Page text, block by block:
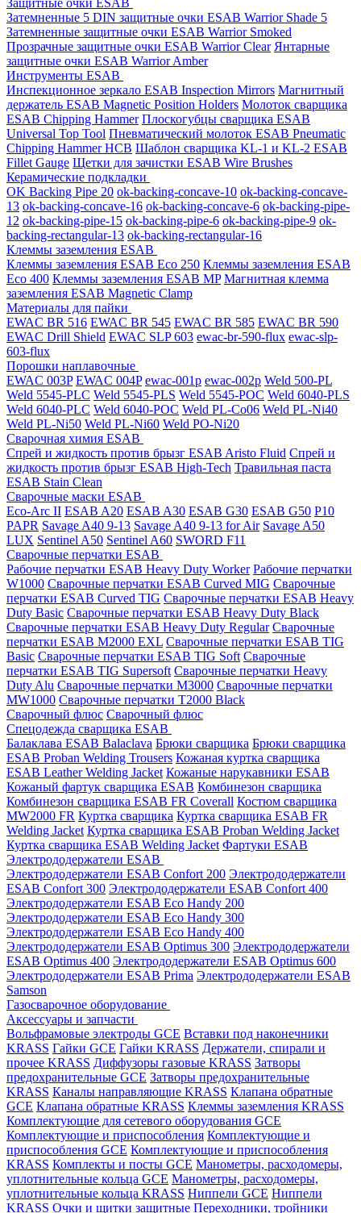
Защитные очки ESAB
Затемненные 5 DIN защитные очки ESAB Warrior Shade 5
Затемненные защитные очки ESAB Warrior Smoked
Прозрачные защитные очки ESAB Warrior Clear Янтарные
защитные очки ESAB Warrior Amber
Инструменты ESAB
Инспекционное зеркало ESAB Inspection Mirrors Магнитный
держатель ESAB Magnetic Position Holders Молоток сварщика
ESAB Chipping Hammer Плоскогубцы сварщика ESAB
Universal Top Tool Пневматический молоток ESAB Pneumatic
Chipping Hammer HCB Шаблон сварщика KL-1 и KL-2 ESAB
Fillet Gauge Щетки для зачистки ESAB Wire Brushes
Керамические подкладки
OK Backing Pipe 20 ok-backing-concave-10 ok-backing-concave-
13 ok-backing-concave-16 ok-backing-concave-6 ok-backing-pipe-
12 ok-backing-pipe-15 ok-backing-pipe-6 ok-backing-pipe-9 ok-
backing-rectangular-13 ok-backing-rectangular-16
Клеммы заземления ESAB
Клеммы заземления ESAB Eco 250 Клеммы заземления ESAB
Eco 400 Клеммы заземления ESAB MP Магнитная клемма
заземления ESAB Magnetic Clamp
Материалы для пайки
EWAC BR 516 EWAC BR 545 EWAC BR 585 EWAC BR 590
EWAC Drill Shield EWAC SLP 603 ewac-br-590-flux ewac-slp-
603-flux
Порошки наплавочные
EWAC 003P EWAC 004P ewac-001p ewac-002p Weld 500-PL
Weld 5545-PLC Weld 5545-PLS Weld 5545-POC Weld 6040-PLS
Weld 6040-PLС Weld 6040-POC Weld PL-Co06 Weld PL-Ni40
Weld PL-Ni50 Weld PL-Ni60 Weld PO-Ni20
Сварочная химия ESAB
Спрей и жидкость против брызг ESAB Aristo Fluid Спрей и
жидкость против брызг ESAB High-Tech Травильная паста
ESAB Stain Clean
Сварочные маски ESAB
Eco-Arc II ESAB A20 ESAB A30 ESAB G30 ESAB G50 P10
PAPR Savage A40 9-13 Savage A40 9-13 for Air Savage A50
LUX Sentinel A50 Sentinel A60 SWORD F11
Сварочные перчатки ESAB
Рабочие перчатки ESAB Heavy Duty Worker Рабочие перчатки
W1000 Сварочные перчатки ESAB Curved MIG Сварочные
перчатки ESAB Curved TIG Сварочные перчатки ESAB Heavy
Duty Basic Сварочные перчатки ESAB Heavy Duty Black
Сварочные перчатки ESAB Heavy Duty Regular Сварочные
перчатки ESAB M2000 EXL Сварочные перчатки ESAB TIG
Basic Сварочные перчатки ESAB TIG Soft Сварочные
перчатки ESAB TIG Supersoft Сварочные перчатки Heavy
Duty Alu Сварочные перчатки M3000 Сварочные перчатки
MW1000 Сварочные перчатки T2000 Black
Сварочный флюс Сварочный флюс
Спецодежда сварщика ESAB
Балаклава ESAB Balaclava Брюки сварщика Брюки сварщика
ESAB Proban Welding Trousers Кожаная куртка сварщика
ESAB Leather Welding Jacket Кожаные нарукавники ESAB
Кожаный фартук сварщика ESAB Комбинезон сварщика
Комбинезон сварщика ESAB FR Coverall Костюм сварщика
MW2000 FR Куртка сварщика Куртка сварщика ESAB FR
Welding Jacket Куртка сварщика ESAB Proban Welding Jacket
Куртка сварщика ESAB Welding Jacket Фартуки ESAB
Электрододержатели ESAB
Электрододержатели ESAB Confort 200 Электрододержатели
ESAB Confort 300 Электрододержатели ESAB Confort 400
Электрододержатели ESAB Eco Handy 200
Электрододержатели ESAB Eco Handy 300
Электрододержатели ESAB Eco Handy 400
Электрододержатели ESAB Optimus 300 Электрододержатели
ESAB Optimus 400 Электрододержатели ESAB Optimus 600
Электрододержатели ESAB Prima Электрододержатели ESAB
Samson
Газосварочное оборудование
Аксессуары и запчасти
Вольфрамовые электроды GCE Вставки под наконечники
KRASS Гайки GCE Гайки KRASS Держатели, спирали и
прочее KRASS Диффузоры газовые KRASS Затворы
предохранительные GCE Затворы предохранительные
KRASS Каналы направляющие KRASS Клапана обратные
GCE Клапана обратные KRASS Клеммы заземления KRASS
Комплектующие для сетевого оборудования GCE
Комплектующие и приспособления Комплектующие и
приспособления GCE Комплектующие и приспособления
KRASS Комплекты и посты GCE Манометры, расходомеры,
уплотнительные кольца GCE Манометры, расходомеры,
уплотнительные кольца KRASS Ниппели GCE Ниппели
KRASS Очки и щитки защитные Переходники, тройники